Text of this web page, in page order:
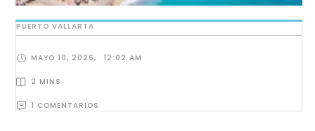
PUERTO VALLARTA
MAYO 10, 2026, 12:02 AM
2 MINS
1 COMENTARIOS